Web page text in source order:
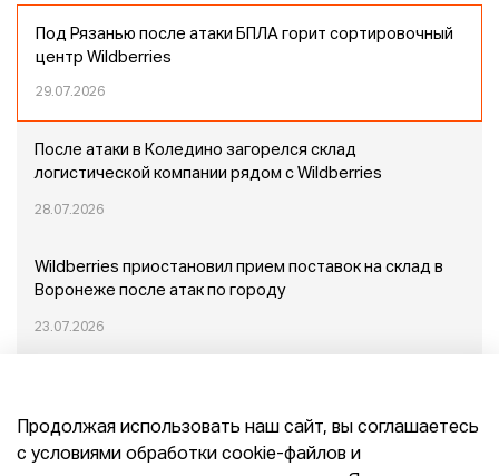
Под Рязанью после атаки БПЛА горит сортировочный
центр Wildberries
29.07.2026
После атаки в Коледино загорелся склад
логистической компании рядом с Wildberries
28.07.2026
Wildberries приостановил прием поставок на склад в
Воронеже после атак по городу
23.07.2026
Продолжая использовать наш сайт, вы соглашаетесь
с условиями обработки cookie-файлов и